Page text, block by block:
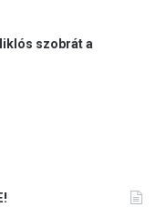
szobrát a